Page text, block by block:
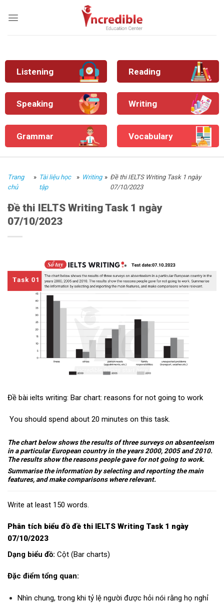
Listening Reading
Speaking Writing
Grammar Vocabulary
Trang
chủ
» Tài liệu học
tập
» Writing » Đề thi IELTS Writing Task 1 ngày
07/10/2023
Đề thi IELTS Writing Task 1 ngày
07/10/2023
Đề bài ielts writing: Bar chart: reasons for not going to work
You should spend about 20 minutes on this task.
The chart below shows the results of three surveys on absenteeism
in a particular European country in the years 2000, 2005 and 2010.
The results show the reasons people gave for not going to work.
Summarise the information by selecting and reporting the main
features, and make comparisons where relevant.
Write at least 150 words.
Phân tích biểu đồ đề thi IELTS Writing Task 1 ngày
07/10/2023
Dạng biểu đồ: Cột (Bar charts)
Đặc điểm tổng quan:
Nhìn chung, trong khi tỷ lệ người được hỏi nói rằng họ nghỉ